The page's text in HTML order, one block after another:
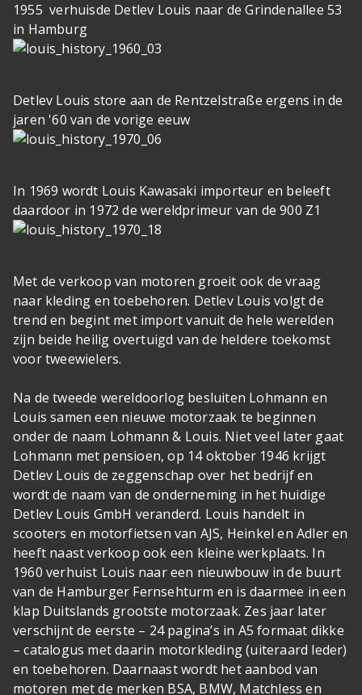
1955 verhuisde Detlev Louis naar de Grindenallee 53
in Hamburg
Detlev Louis store aan de Rentzelstraße ergens in de
jaren '60 van de vorige eeuw
In 1969 wordt Louis Kawasaki importeur en beleeft
daardoor in 1972 de wereldprimeur van de 900 Z1
Met de verkoop van motoren groeit ook de vraag
naar kleding en toebehoren. Detlev Louis volgt de
trend en begint met import vanuit de hele werelden
zijn beide heilig overtuigd van de heldere toekomst
voor tweewielers.
Na de tweede wereldoorlog besluiten Lohmann en
Louis samen een nieuwe motorzaak te beginnen
onder de naam Lohmann & Louis. Niet veel later gaat
Lohmann met pensioen, op 14 oktober 1946 krijgt
Detlev Louis de zeggenschap over het bedrijf en
wordt de naam van de onderneming in het huidige
Detlev Louis GmbH veranderd. Louis handelt in
scooters en motorfietsen van AJS, Heinkel en Adler en
heeft naast verkoop ook een kleine werkplaats. In
1960 verhuist Louis naar een nieuwbouw in de buurt
van de Hamburger Fernsehturm en is daarmee in een
klap Duitslands grootste motorzaak. Zes jaar later
verschijnt de eerste – 24 pagina’s in A5 formaat dikke
– catalogus met daarin motorkleding (uiteraard leder)
en toebehoren. Daarnaast wordt het aanbod van
motoren met de merken BSA, BMW, Matchless en